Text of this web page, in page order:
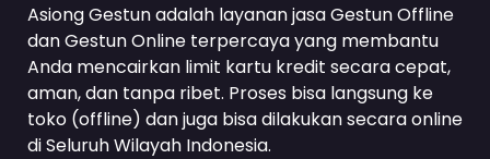
Asiong Gestun adalah layanan jasa Gestun Offline
dan Gestun Online terpercaya yang membantu
Anda mencairkan limit kartu kredit secara cepat,
aman, dan tanpa ribet. Proses bisa langsung ke
toko (offline) dan juga bisa dilakukan secara online
di Seluruh Wilayah Indonesia.